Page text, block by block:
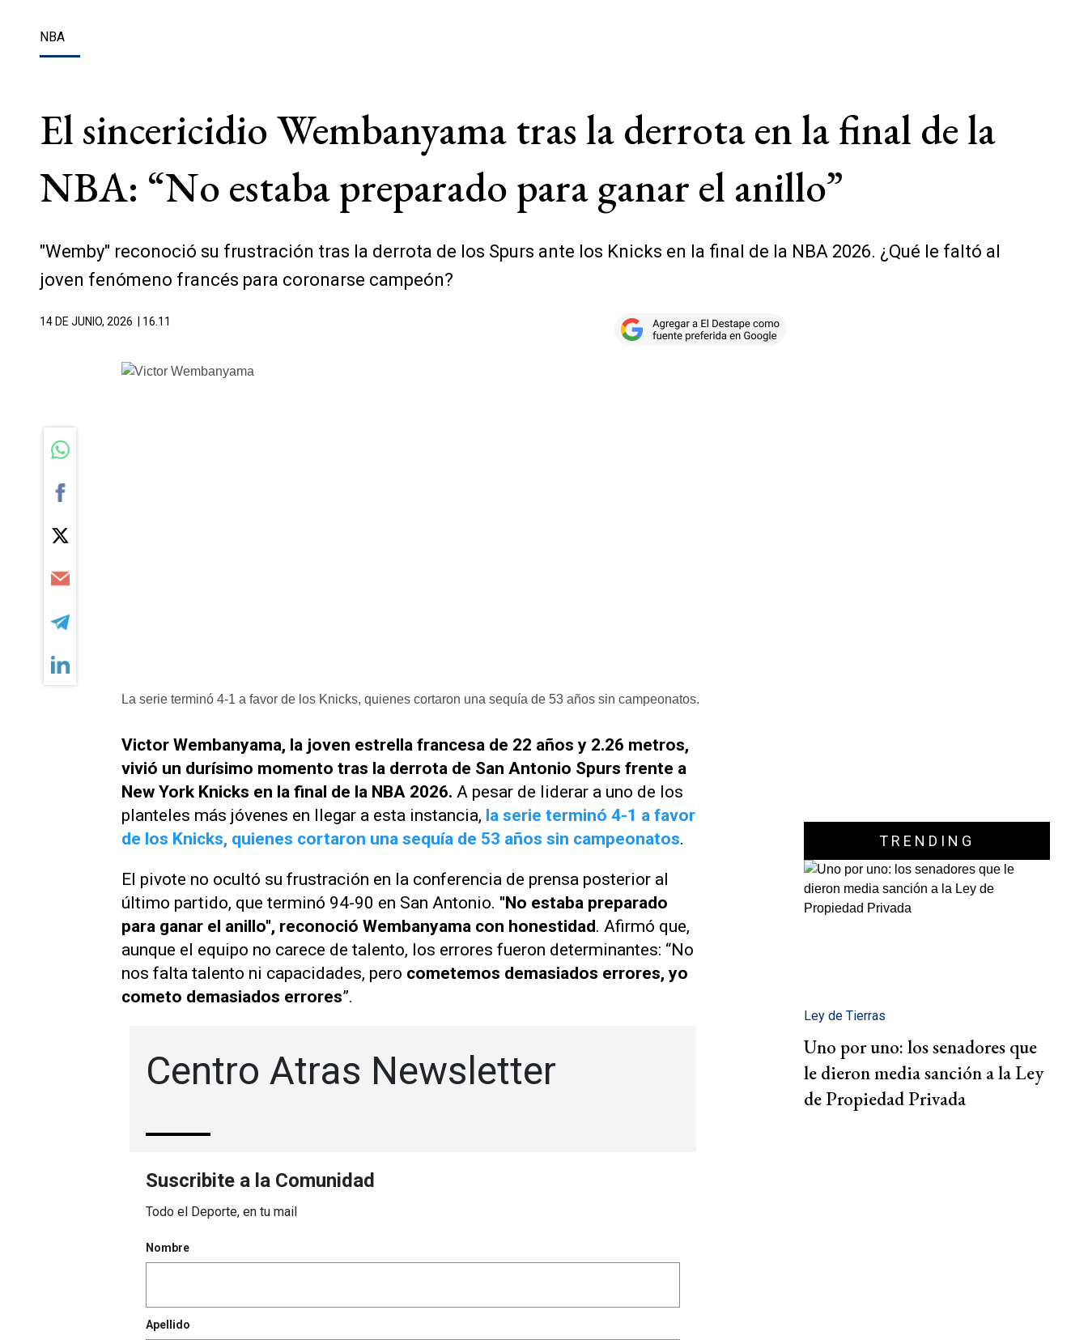
NBA
El sincericidio Wembanyama tras la derrota en la final de la
NBA: “No estaba preparado para ganar el anillo”
"Wemby" reconoció su frustración tras la derrota de los Spurs ante los Knicks en la final de la NBA 2026. ¿Qué le faltó al
joven fenómeno francés para coronarse campeón?
14 DE JUNIO, 2026 | 16.11
La serie terminó 4-1 a favor de los Knicks, quienes cortaron una sequía de 53 años sin campeonatos.
Victor Wembanyama, la joven estrella francesa de 22 años y 2.26 metros,
vivió un durísimo momento tras la derrota de San Antonio Spurs frente a
New York Knicks en la final de la NBA 2026. A pesar de liderar a uno de los
planteles más jóvenes en llegar a esta instancia, la serie terminó 4-1 a favor
de los Knicks, quienes cortaron una sequía de 53 años sin campeonatos.
El pivote no ocultó su frustración en la conferencia de prensa posterior al
último partido, que terminó 94-90 en San Antonio. "No estaba preparado
para ganar el anillo", reconoció Wembanyama con honestidad. Afirmó que,
aunque el equipo no carece de talento, los errores fueron determinantes: “No
nos falta talento ni capacidades, pero cometemos demasiados errores, yo
cometo demasiados errores”.
TRENDING
Ley de Tierras
Uno por uno: los senadores que
le dieron media sanción a la Ley
de Propiedad Privada